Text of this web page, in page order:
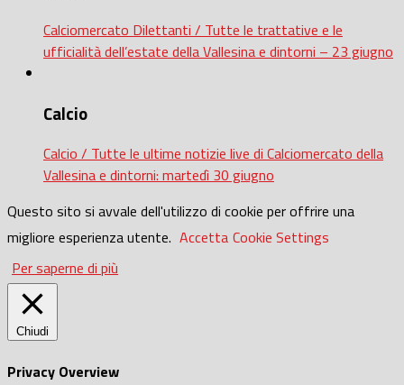
Calciomercato Dilettanti / Tutte le trattative e le
ufficialità dell’estate della Vallesina e dintorni – 23 giugno
Calcio
Calcio / Tutte le ultime notizie live di Calciomercato della
Vallesina e dintorni: martedì 30 giugno
Questo sito si avvale dell'utilizzo di cookie per offrire una
migliore esperienza utente. Accetta Cookie Settings
Per saperne di più
Chiudi
Privacy Overview